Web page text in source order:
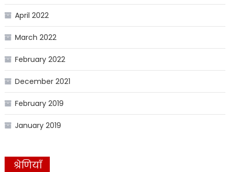
April 2022
March 2022
February 2022
December 2021
February 2019
January 2019
श्रेणियाँ